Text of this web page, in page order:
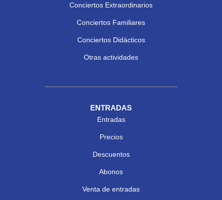
Conciertos Extraordinarios
Conciertos Familiares
Conciertos Didácticos
Otras actividades
ENTRADAS
Entradas
Precios
Descuentos
Abonos
Venta de entradas